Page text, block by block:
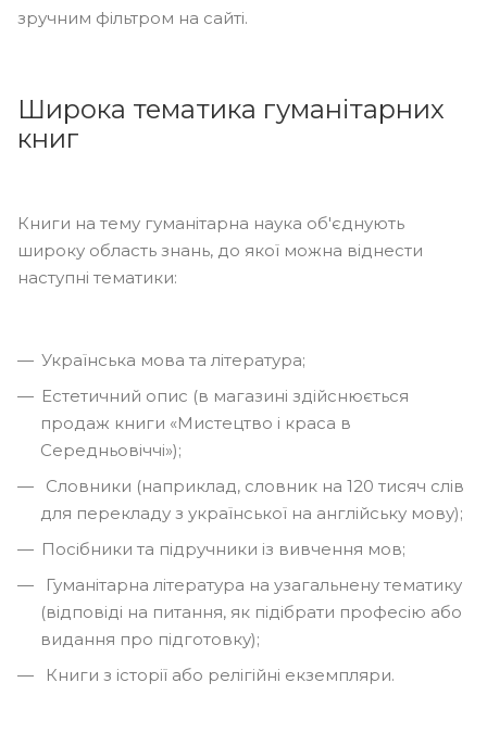
зручним фільтром на сайті.
Широка тематика гуманітарних
книг
Книги на тему гуманітарна наука об'єднують
широку область знань, до якої можна віднести
наступні тематики:
Українська мова та література;
Естетичний опис (в магазині здійснюється
продаж книги «Мистецтво і краса в
Середньовіччі»);
Словники (наприклад, словник на 120 тисяч слів
для перекладу з української на англійську мову);
Посібники та підручники із вивчення мов;
Гуманітарна література на узагальнену тематику
(відповіді на питання, як підібрати професію або
видання про підготовку);
Книги з історії або релігійні екземпляри.